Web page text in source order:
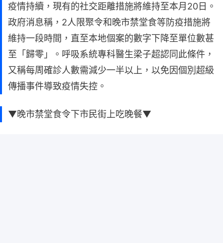
疫情持續，現有的社交距離措施將維持至本月20日。
政府消息稱，2人限聚令和晚市禁堂食等防疫措施將
維持一段時間，直至本地個案的數字下降至單位數甚
至「歸零」。呼吸系統專科醫生梁子超認同此條件，
又稱每周確診人數需減少一半以上，以免因個別超級
傳播事件導致疫情失控。
▼晚市禁堂食令下市民街上吃晚餐▼